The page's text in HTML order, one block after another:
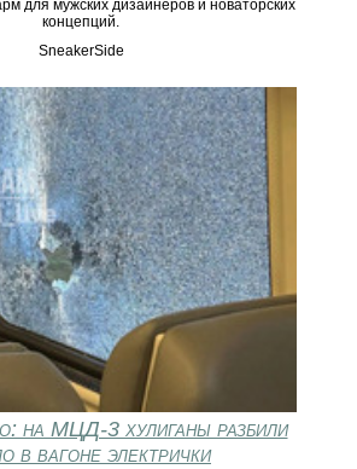
для мужских дизайнеров и новаторских
концепций.
SneakerSide
на МЦД-3 хулиганы разбили
в вагоне электрички